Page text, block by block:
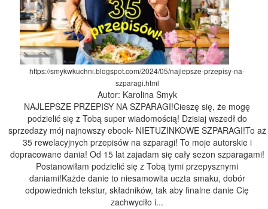
https://smykwkuchni.blogspot.com/2024/05/najlepsze-przepisy-na-
szparagi.html
Autor: Karolina Smyk
NAJLEPSZE PRZEPISY NA SZPARAGI!Cieszę się, że mogę
podzielić się z Tobą super wiadomością! Dzisiaj wszedł do
sprzedaży mój najnowszy ebook- NIETUZINKOWE SZPARAGI!To aż
35 rewelacyjnych przepisów na szparagi! To moje autorskie i
dopracowane dania! Od 15 lat zajadam się cały sezon szparagami!
Postanowiłam podzielić się z Tobą tymi przepysznymi
daniami!Każde danie to niesamowita uczta smaku, dobór
odpowiednich tekstur, składników, tak aby finalne danie Cię
zachwyciło i...